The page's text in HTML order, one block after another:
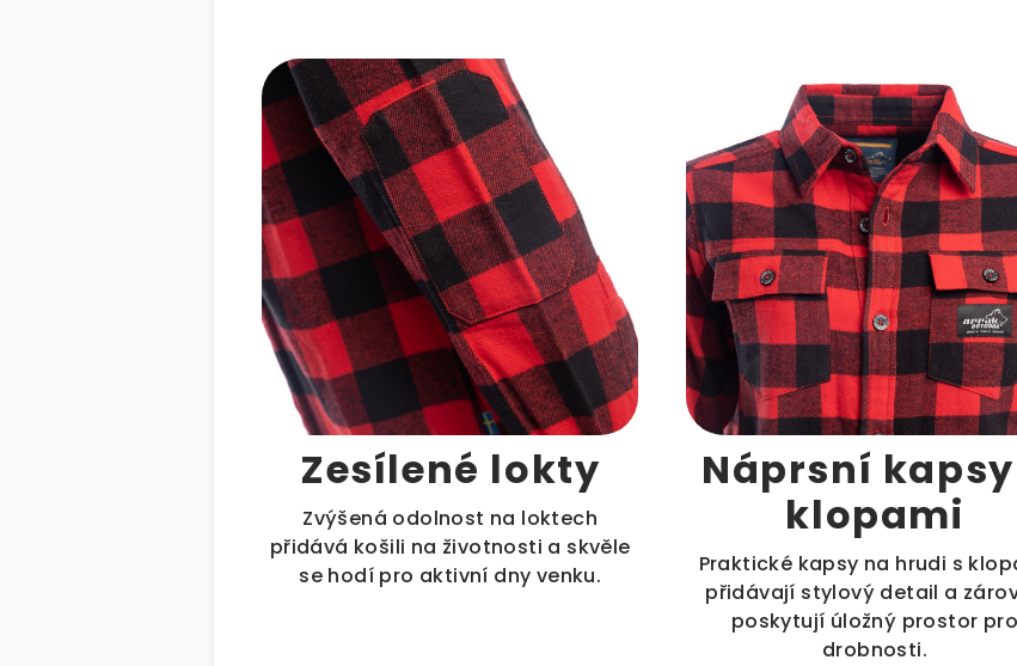
Zesílené lokty
Zvýšená odolnost na loktech
přidává košili na životnosti a skvěle
se hodí pro aktivní dny venku.
Náprsní
klopami
Praktické kapsy na hrudi s
přidávají stylový detail a
poskytují úložný prostor
drobnosti.